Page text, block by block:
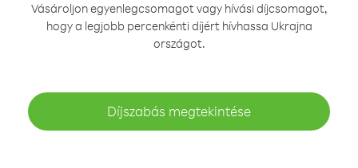
Vásároljon egyenlegcsomagot vagy hívási díjcsomagot,
hogy a legjobb percenkénti díjért hívhassa Ukrajna
országot.
Díjszabás megtekintése